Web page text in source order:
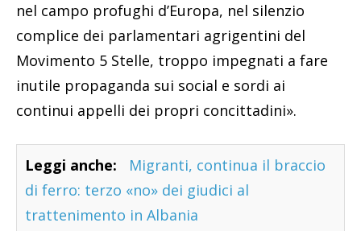
nel campo profughi d’Europa, nel silenzio
complice dei parlamentari agrigentini del
Movimento 5 Stelle, troppo impegnati a fare
inutile propaganda sui social e sordi ai
continui appelli dei propri concittadini».
Leggi anche:
Migranti, continua il braccio
di ferro: terzo «no» dei giudici al
trattenimento in Albania